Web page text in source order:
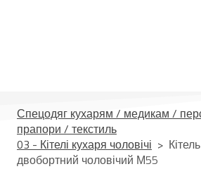
Спецодяг кухарям / медикам /
прапори / текстиль
03 - Кітелі кухаря чоловічі
двобортний чоловічий М55